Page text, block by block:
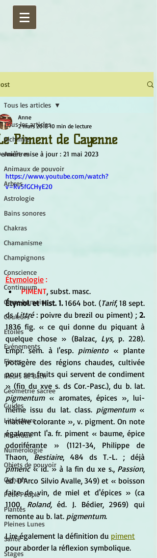
Tous les articles
Alchimie
Ancêtres
Animaux de pouvoir
Arbres
Astrologie
Bains sonores
Chakras
Chamanisme
Champignons
Conscience
Continuum
Corps humain
Couleurs
Etoiles
Evénements
Fleurs
Fleurs de Bach
Géométrie sacrée
Guides
Littérature
Minéraux
Numérologie
Objets de pouvoir
Ogham
Petit Peuple
Plantes
Pleines Lunes
Santé
Stages
Tous les articles
Piment de Cayenne
Anne
2 mars 2018 10 min de lecture
mise à jour : 21 mai 2023
https://www.youtube.com/watch?
v=Rv5fGCHyE20
Étymologie :
PIMENT, subst. masc.
Étymol. et Hist. 1. 1664 bot. (Tarif, 18 sept.
ds Littré : poivre du brezil ou piment) ; 2.
1836 fig. « ce qui donne du piquant à
quelque chose » (Balzac, Lys, p. 228).
Empr. sém. à l'esp. pimiento « plante
potagère des régions chaudes, cultivée
pour ses fruits qui servent de condiment
pigmentum « aromates, épices », lui-
même issu du lat. class. pigmentum «
matière colorante », v. pigment. On note
également l'a. fr. piment « baume, épice
odoriférante » (1121-34, Philippe de
Thaon, Bestiaire
pimenc « id. » à la fin du xe s., Passion,
éd. D'Arco Silvio Avalle, 349) et « boisson
faite de vin, de miel et d'épices » (ca
1100, Roland, éd. J. Bédier, 2969) qui
remonte au b. lat. pigmentum.
Lire également la définition du piment
pour aborder la réflexion symbolique.